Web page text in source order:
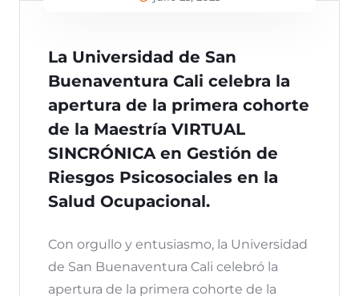
La Universidad de San
Buenaventura Cali celebra la
apertura de la primera cohorte
de la Maestría VIRTUAL
SINCRÓNICA en Gestión de
Riesgos Psicosociales en la
Salud Ocupacional.
Con orgullo y entusiasmo, la Universidad
de San Buenaventura Cali celebró la
apertura de la primera cohorte de la